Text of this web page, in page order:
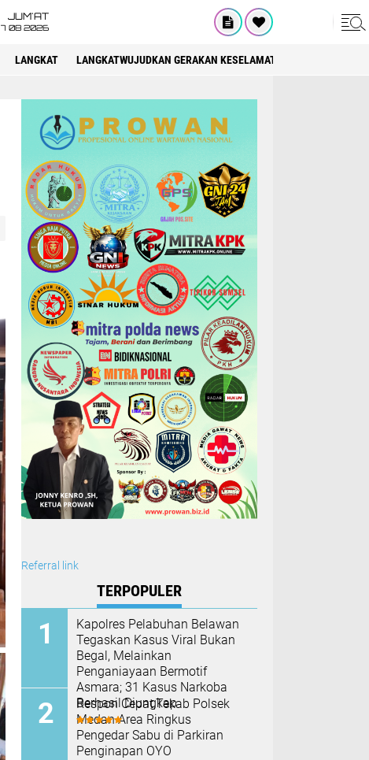
JUM'AT
7 08 2026
LANGKAT LANGKATWUJUDKAN GERAKAN KESELAMATAN BERLALU
Referral link
TERPOPULER
Kapolres Pelabuhan Belawan
Tegaskan Kasus Viral Bukan
Begal, Melainkan
Penganiayaan Bermotif
Asmara; 31 Kasus Narkoba
Berhasil Diungkap
Respon Cepat,Tekab Polsek
Medan Area Ringkus
Pengedar Sabu di Parkiran
Penginapan OYO